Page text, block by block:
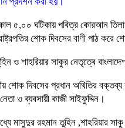
৫,০০ ঘটিকায় পবিত্র কোরআন
রাষ্ট্রপতির শোক দিবসের বাণী পাঠ
শাহরিয়ার সাকুর নেতৃত্বে বাংলাদেশ
শোক দিবসের প্রধান অথিতির
ও ব্যবসায়ী কাজী সাইফুদ্দিন।
মাসুদুর রহমান তুহিন ,শাহরিয়ার